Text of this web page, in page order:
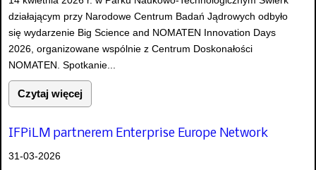
działającym przy Narodowe Centrum Badań Jądrowych odbyło
się wydarzenie Big Science and NOMATEN Innovation Days
2026, organizowane wspólnie z Centrum Doskonałości
NOMATEN. Spotkanie...
Czytaj więcej
IFPiLM partnerem Enterprise Europe Network
31-03-2026